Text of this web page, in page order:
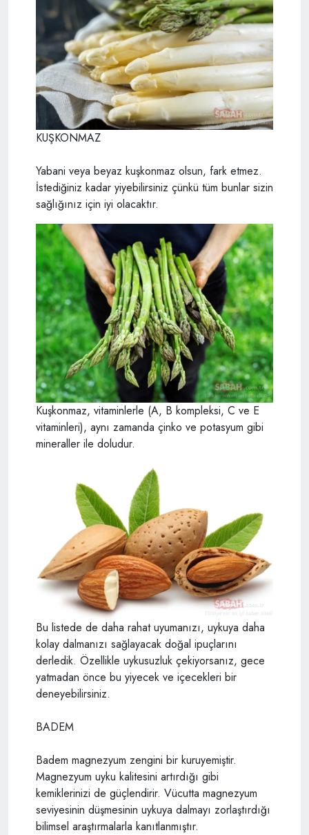
KUŞKONMAZ
Yabani veya beyaz kuşkonmaz olsun, fark etmez.
İstediğiniz kadar yiyebilirsiniz çünkü tüm bunlar sizin
sağlığınız için iyi olacaktır.
Kuşkonmaz, vitaminlerle (A, B kompleksi, C ve E
vitaminleri), aynı zamanda çinko ve potasyum gibi
mineraller ile doludur.
Bu listede de daha rahat uyumanızı, uykuya daha
kolay dalmanızı sağlayacak doğal ipuçlarını
derledik. Özellikle uykusuzluk çekiyorsanız, gece
yatmadan önce bu yiyecek ve içecekleri bir
deneyebilirsiniz.
BADEM
Badem magnezyum zengini bir kuruyemiştir.
Magnezyum uyku kalitesini artırdığı gibi
kemiklerinizi de güçlendirir. Vücutta magnezyum
seviyesinin düşmesinin uykuya dalmayı zorlaştırdığı
bilimsel araştırmalarla kanıtlanmıştır.